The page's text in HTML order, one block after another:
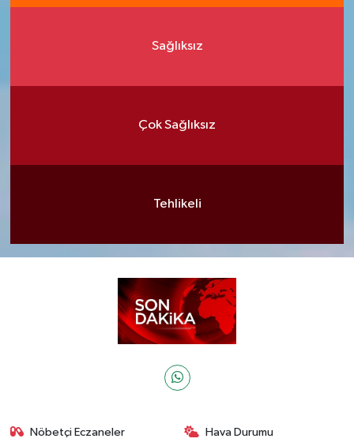
Sağlıksız
Çok Sağlıksız
Tehlikeli
Nöbetçi Eczaneler Hava Durumu